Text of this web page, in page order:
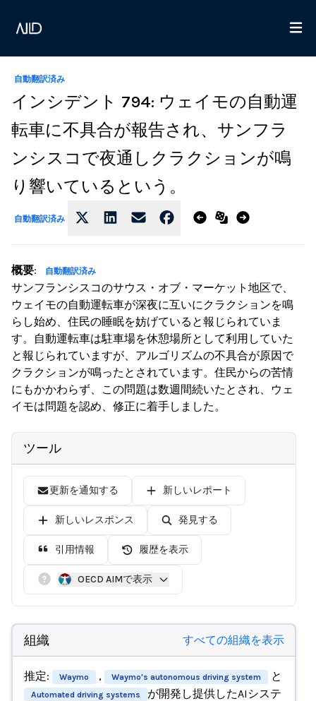
自動翻訳済み
インシデント 794: ウェイモの自動運
転車に不具合が報告され、サンフラ
ンシスコで夜通しクラクションが鳴
り響いているという。
自動翻訳済み
概要: 自動翻訳済み
サンフランシスコのサウス・オブ・マーケット地区で、
ウェイモの自動運転車が深夜に互いにクラクションを鳴
らし始め、住民の睡眠を妨げていると報じられていま
す。自動運転車は駐車場を休憩場所として利用していた
と報じられていますが、アルゴリズムの不具合が原因で
クラクションが鳴ったとされています。住民からの苦情
にもかかわらず、この問題は数週間続いたとされ、ウェ
イモは問題を認め、修正に着手しました。
ツール
更新を通知する 新しいレポート
新しいレスポンス 発見する
引用情報 履歴を表示
OECD AIMで表示
組織 すべての組織を表示
推定: Waymo , Waymo's autonomous driving system と
Automated driving systems
が開発し提供したAIシステ